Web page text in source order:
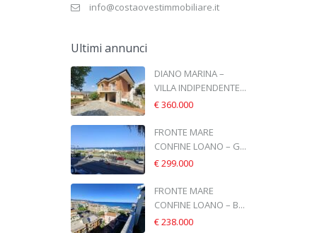
info@costaovestimmobiliare.it
Ultimi annunci
DIANO MARINA –
VILLA INDIPENDENTE...
€ 360.000
FRONTE MARE
CONFINE LOANO – G...
€ 299.000
FRONTE MARE
CONFINE LOANO – B...
€ 238.000